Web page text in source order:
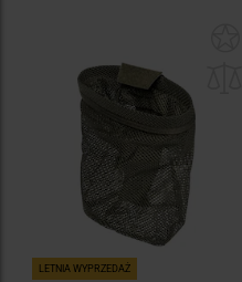
LETNIA WYPRZEDAŻ